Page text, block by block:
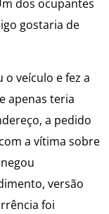
dos ocupantes
gostaria de
veículo e fez a
apenas teria
a pedido
a vítima sobre
versão
foi